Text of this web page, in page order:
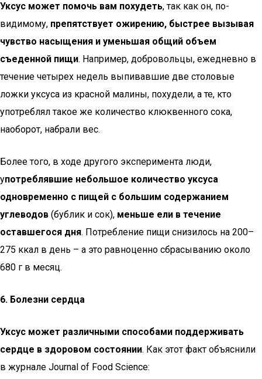
Уксус может помочь вам похудеть, так как он, по-
видимому, препятствует ожирению, быстрее вызывая
чувство насыщения и уменьшая общий объем
съеденной пищи. Например, добровольцы, ежедневно в
течение четырех недель выпивавшие две столовые
ложки уксуса из красной малины, похудели, а те, кто
употреблял такое же количество клюквенного сока,
наоборот, набрали вес.
Более того, в ходе другого эксперимента люди,
употреблявшие небольшое количество уксуса
одновременно с пищей с большим содержанием
углеводов (бублик и сок), меньше ели в течение
оставшегося дня. Потребление пищи снизилось на 200–
275 ккал в день – а это равноценно сбрасыванию около
680 г в месяц.
6. Болезни сердца
Уксус может различными способами поддерживать
сердце в здоровом состоянии. Как этот факт объяснили
в журнале Journal of Food Science: